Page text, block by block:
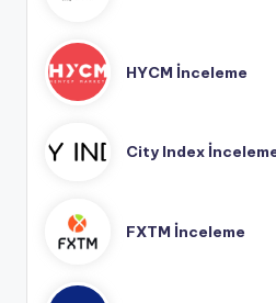
HYCM İnceleme
City Index
FXTM İnceleme